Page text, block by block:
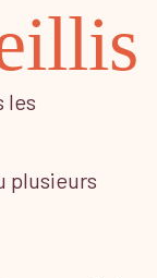
les
plusieurs